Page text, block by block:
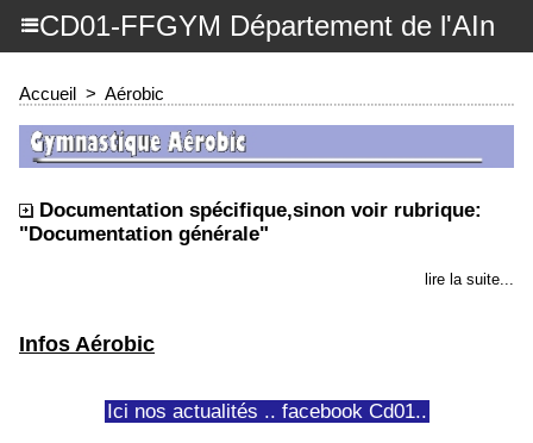
CD01-FFGYM Département de l'AIn
Accueil > Aérobic
Documentation spécifique,sinon voir rubrique:
"Documentation générale"
lire la suite...
Infos Aérobic
Ici nos actualités .. facebook Cd01..